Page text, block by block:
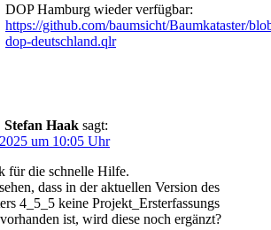
DOP Hamburg wieder verfügbar:
https://github.com/baumsicht/Baumkataster/
dop-deutschland.qlr
Stefan Haak sagt:
um 10:05 Uhr
für die schnelle Hilfe.
dass in der aktuellen Version des
4_5_5 keine Projekt_Ersterfassungs
ist, wird diese noch ergänzt?